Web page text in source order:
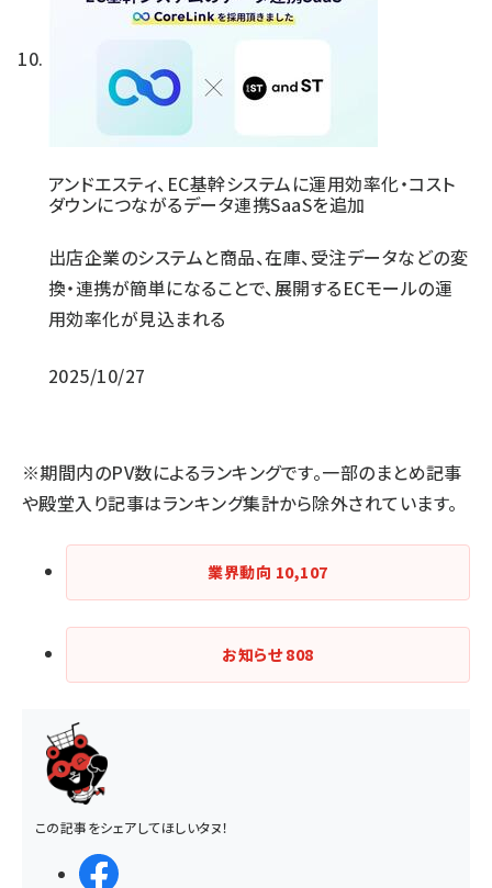
アンドエスティ、EC基幹システムに運用効率化・コスト
ダウンにつながるデータ連携SaaSを追加
出店企業のシステムと商品、在庫、受注データなどの変
換・連携が簡単になることで、展開するECモールの運
用効率化が見込まれる
2025/10/27
※期間内のPV数によるランキングです。一部のまとめ記事
や殿堂入り記事はランキング集計から除外されています。
業界動向 10,107
お知らせ808
この記事をシェアしてほしいタヌ！